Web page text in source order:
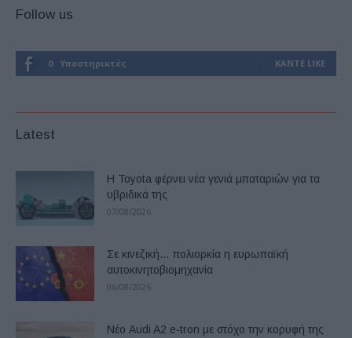
Follow us
0 Υποστηρικτές ΚΆΝΤΕ LIKE
Latest
Η Toyota φέρνει νέα γενιά μπαταριών για τα
υβριδικά της
07/08/2026
Σε κινεζική… πολιορκία η ευρωπαϊκή
αυτοκινητοβιομηχανία
06/08/2026
Νέο Audi A2 e-tron με στόχο την κορυφή της